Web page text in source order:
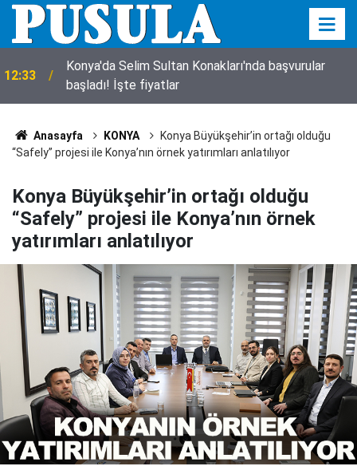
12:23
Konya'da özel gereksinimli öğrenciler yaz okulunda
eğlenerek öğreniyor
Anasayfa KONYA
Konya Büyükşehir’in ortağı olduğu
“Safely” projesi ile Konya’nın örnek yatırımları anlatılıyor
Konya Büyükşehir’in ortağı olduğu
“Safely” projesi ile Konya’nın örnek
yatırımları anlatılıyor